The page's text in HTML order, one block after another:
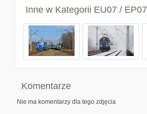
Inne w Kategorii EU07 / EP07
Komentarze
Nie ma komentarzy dla tego zdjęcia